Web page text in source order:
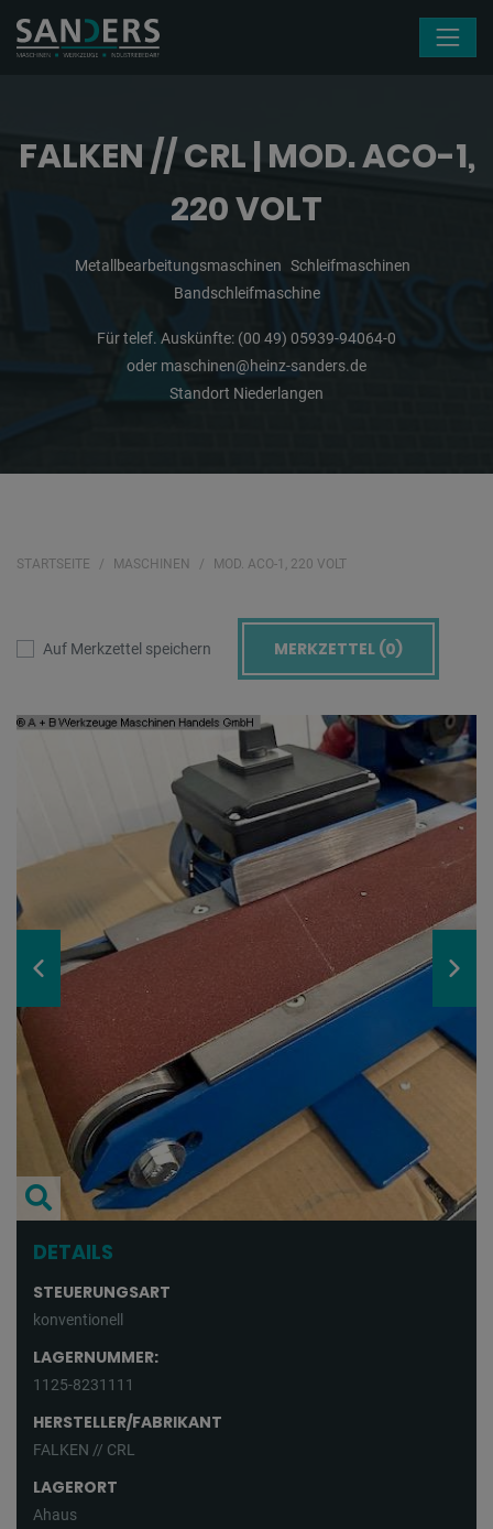
FALKEN // CRL | MOD. ACO-1,
220 VOLT
Metallbearbeitungsmaschinen Schleifmaschinen
Bandschleifmaschine
Für telef. Auskünfte: (00 49) 05939-94064-0
oder maschinen@heinz-sanders.de
Standort Niederlangen
STARTSEITE MASCHINEN MOD. ACO-1, 220 VOLT
Auf Merkzettel speichern MERKZETTEL (0)
DETAILS
STEUERUNGSART
konventionell
LAGERNUMMER:
1125-8231111
HERSTELLER/FABRIKANT
FALKEN // CRL
LAGERORT
Ahaus